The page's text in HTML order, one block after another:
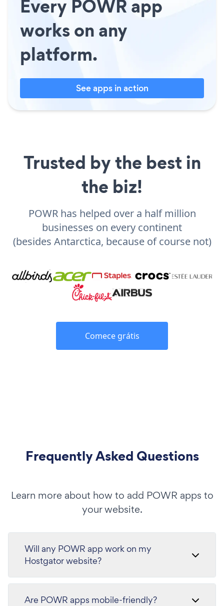
Every POWR app
works on any
platform.
See apps in action
Trusted by the best in
the biz!
POWR has helped over a half million
businesses on every continent
(besides Antarctica, because of course not)
Comece grátis
Frequently Asked Questions
Learn more about how to add POWR apps to
your website.
Will any POWR app work on my
Hostgator website?
Are POWR apps mobile-friendly?